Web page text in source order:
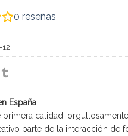
0 reseñas
12
España
calidad, orgullosamente
parte de la interacción de